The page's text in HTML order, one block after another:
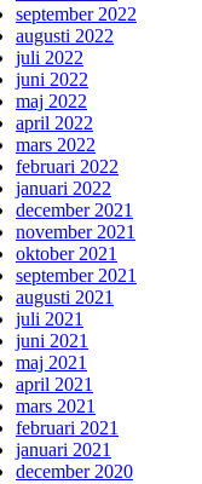
september 2022
augusti 2022
juli 2022
juni 2022
maj 2022
april 2022
mars 2022
februari 2022
januari 2022
december 2021
november 2021
oktober 2021
september 2021
augusti 2021
juli 2021
juni 2021
maj 2021
april 2021
mars 2021
februari 2021
januari 2021
december 2020